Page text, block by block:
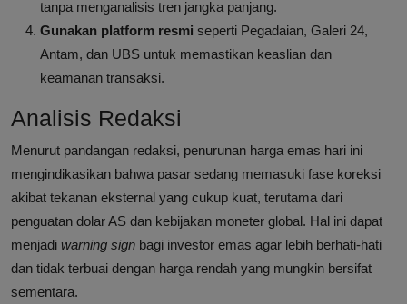
tanpa menganalisis tren jangka panjang.
Gunakan platform resmi seperti Pegadaian, Galeri 24,
Antam, dan UBS untuk memastikan keaslian dan
keamanan transaksi.
Analisis Redaksi
Menurut pandangan redaksi, penurunan harga emas hari ini
mengindikasikan bahwa pasar sedang memasuki fase koreksi
akibat tekanan eksternal yang cukup kuat, terutama dari
penguatan dolar AS dan kebijakan moneter global. Hal ini dapat
menjadi warning sign bagi investor emas agar lebih berhati-hati
dan tidak terbuai dengan harga rendah yang mungkin bersifat
sementara.